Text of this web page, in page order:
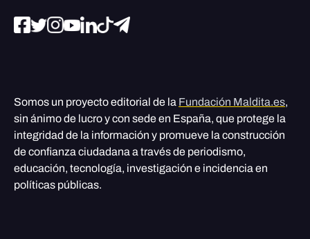
Somos un proyecto editorial de la Fundación Maldita.es,
sin ánimo de lucro y con sede en España, que protege la
integridad de la información y promueve la construcción
de confianza ciudadana a través de periodismo,
educación, tecnología, investigación e incidencia en
políticas públicas.